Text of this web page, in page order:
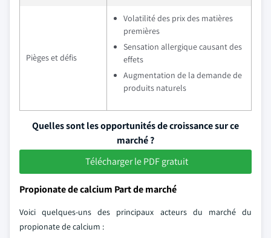
Pièges et défis
Volatilité des prix des matières
premières
Sensation allergique causant des
effets
Augmentation de la demande de
produits naturels
Quelles sont les opportunités de croissance sur ce
marché ?
Télécharger le PDF gratuit
Propionate de calcium Part de marché
Voici quelques-uns des principaux acteurs du marché du
propionate de calcium :